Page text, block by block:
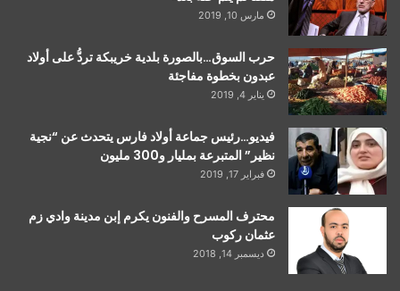
مارس 10, 2019
حرب السوق…بالصورة بلدية خريبكة تردُّ على أولاد
عبدون بخطوة مفاجئة
يناير 4, 2019
فيديو…رئيس جماعة أولاد فارس يتحدث عن “نجية
نظير” المتبرعة بمليار و300 مليون
فبراير 17, 2019
محترف المسرح والفنون يكرم إبن مدينة وادي زم
عثمان ركوب
ديسمبر 14, 2018